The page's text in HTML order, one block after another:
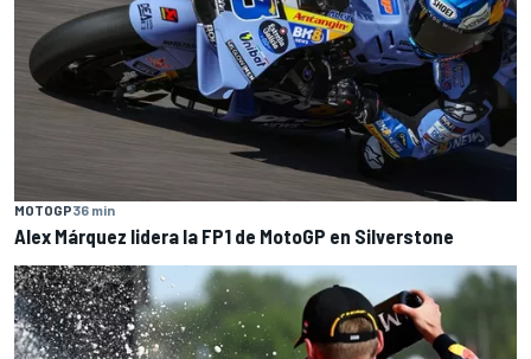
MOTOGP36 min
Alex Márquez lidera la FP1 de MotoGP en Silverstone